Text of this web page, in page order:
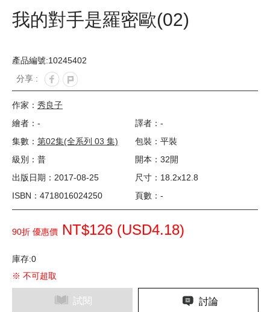
我的對手是羅密歐(02)
產品編號:10245402
分享 :
作家： 秀良子
繪者：-
譯者：-
集數： 第02集(全系列 03 集)
包裝：平裝
級別：普
開本：32開
出版日期：2017-08-25
尺寸：18.2x12.8
ISBN：4718016024250
頁數：-
90折 優惠價 NT$126 (USD4.18)
庫存:0
※ 不可超取
試閱 討論